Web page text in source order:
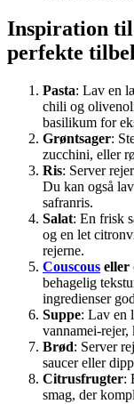
Inspiration til
perfekte
Pasta: Lav en
chili og
basilikum for
Grøntsager:
zucchini, eller
Ris: Server
Du kan også
safranris.
Salat: En frisk
og en let
rejerne.
Couscous eller
behagelig
ingredienser
Suppe: Lav en
vannamei-
Brød: Server
saucer eller
Citrusfrugter:
smag, der